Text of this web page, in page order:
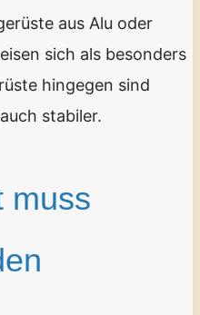
aus Alu oder
sich als besonders
hingegen sind
stabiler.
muss